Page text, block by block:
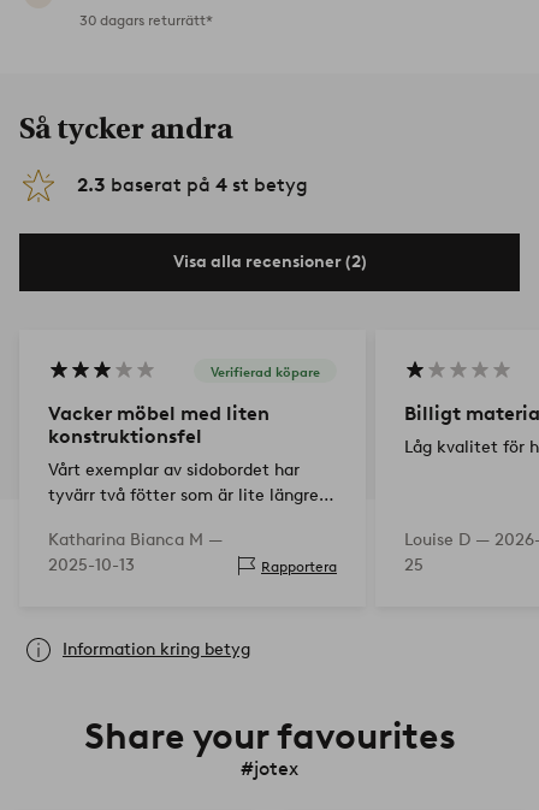
30 dagars returrätt*
Så tycker andra
2.3 baserat på 4 st betyg
Visa alla recensioner (2)
Verifierad köpare
Vacker möbel med liten
konstruktionsfel
Vårt exemplar av sidobordet har
tyvärr två fötter som är lite längre
saker, vickar det dock inte längre,
så vi har behållit det…
Katharina Bianca M —
2025-10-13
Rapportera
Billigt
Låg kvalitet för
Louise D —
25
Information kring betyg
Share your favourites
#jotex